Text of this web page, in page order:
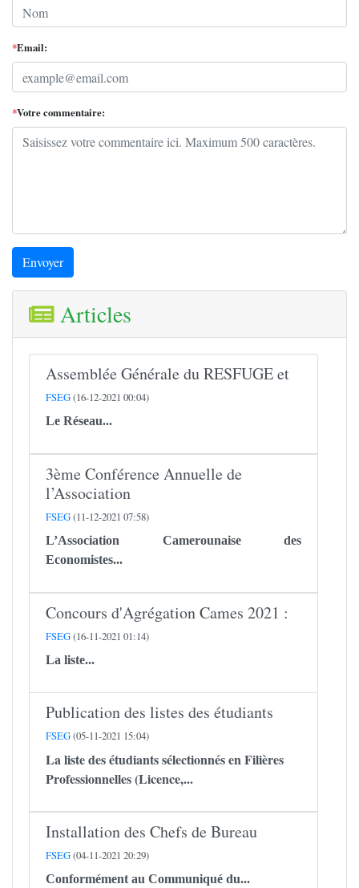
*Email:
*Votre commentaire:
Envoyer
Articles
Assemblée Générale du RESFUGE et
FSEG(16-12-2021 00:04)
Le Réseau...
3ème Conférence Annuelle de
l’Association
FSEG(11-12-2021 07:58)
L’Association Camerounaise des
Economistes...
Concours d'Agrégation Cames 2021 :
FSEG(16-11-2021 01:14)
La liste...
Publication des listes des étudiants
FSEG(05-11-2021 15:04)
La liste des étudiants sélectionnés en Filières
Professionnelles (Licence,...
Installation des Chefs de Bureau
FSEG(04-11-2021 20:29)
Conformément au Communiqué du...